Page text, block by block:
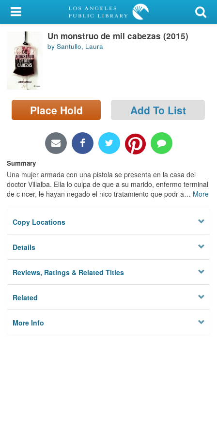
My Account
Library Card
Sign In
Search
Locations/Hours (external
page)
Un monstruo de mil cabezas (2015)
by Santullo, Laura
Place Hold Add To List
Summary
Una mujer armada con una pistola se presenta en la casa del
doctor Villalba. Ella lo culpa de que a su marido, enfermo terminal
de c ncer, le hayan negado el nico tratamiento que podr a… More
Copy Locations
Details
Reviews, Ratings & Related Titles
Related
More Info